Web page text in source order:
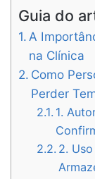
Guia do
A
na Clínica
Como
Perder
1.
2.